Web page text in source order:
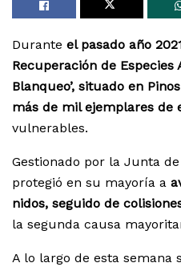
Durante el pasado año
Recuperación de Especies
Blanqueo’, situado en
más de mil ejemplares de
vulnerables.
Gestionado por la Junta
protegió en su mayoría a
nidos, seguido de
la segunda causa
A lo largo de esta semana